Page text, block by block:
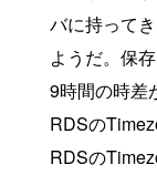
バに持って
ようだ。保
9時間の時差
RDSの
RDSの